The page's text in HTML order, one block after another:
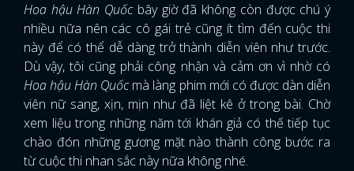
Hoa hậu Hàn Quốc bây giờ đã không còn được chú ý
nhiều nữa nên các cô gái trẻ cũng ít tìm đến cuộc thi
này để có thể dễ dàng trở thành diễn viên như trước.
Dù vậy, tôi cũng phải công nhận và cảm ơn vì nhờ có
Hoa hậu Hàn Quốcmà làng phim mới có được dàn diễn
viên nữ sang, xịn, mịn như đã liệt kê ở trong bài. Chờ
xem liệu trong những năm tới khán giả có thế tiếp tục
chào đón những gương mặt nào thành công bước ra
từ cuộc thi nhan sắc này nữa không nhé.